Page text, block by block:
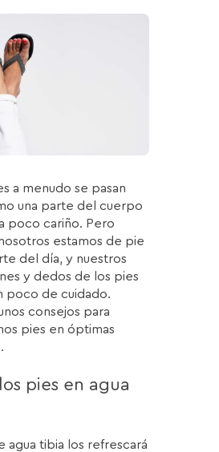
a menudo se pasan
una parte del cuerpo
poco cariño. Pero
estamos de pie
del día, y nuestros
y dedos de los pies
poco de cuidado.
consejos para
pies en óptimas
pies en agua
agua tibia los refrescará